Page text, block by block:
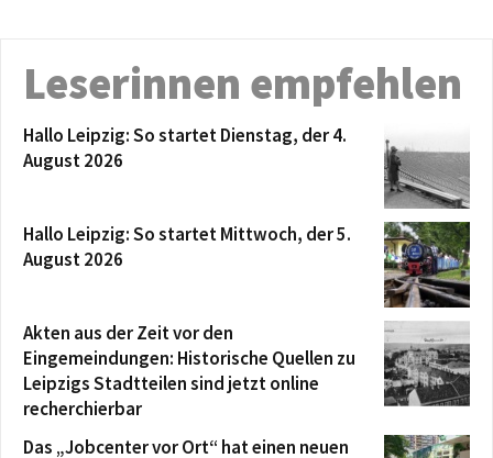
Leserinnen empfehlen
Hallo Leipzig: So startet Dienstag, der 4.
August 2026
Hallo Leipzig: So startet Mittwoch, der 5.
August 2026
Akten aus der Zeit vor den
Eingemeindungen: Historische Quellen zu
Leipzigs Stadtteilen sind jetzt online
recherchierbar
Das „Jobcenter vor Ort“ hat einen neuen